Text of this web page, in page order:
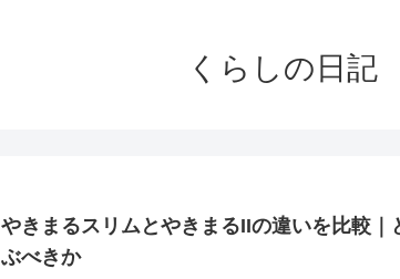
くらしの日記
やきまるスリムとやきまるIIの違いを比較｜
ぶべきか